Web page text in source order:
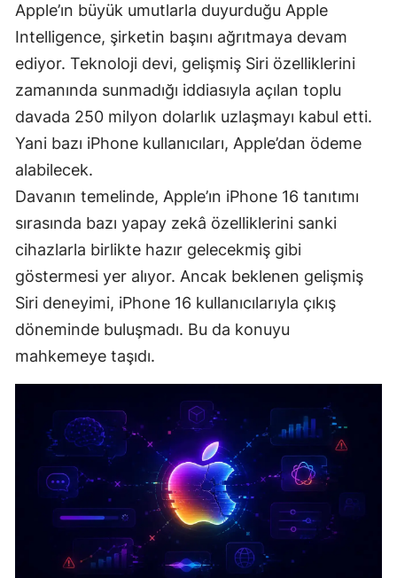
Gaziantep
Giresun
Gümüşhane
Isparta
Mersin
İstanbul
İzmir
Kastamonu
Kayseri
Kırklareli
Kırşehir
Kocaeli
Konya
Apple’ın büyük umutlarla duyurduğu Apple
Intelligence, şirketin başını ağrıtmaya devam
ediyor. Teknoloji devi, gelişmiş Siri özelliklerini
zamanında sunmadığı iddiasıyla açılan toplu
davada 250 milyon dolarlık uzlaşmayı kabul etti.
Yani bazı iPhone kullanıcıları, Apple’dan ödeme
alabilecek.
Davanın temelinde, Apple’ın iPhone 16 tanıtımı
sırasında bazı yapay zekâ özelliklerini sanki
cihazlarla birlikte hazır gelecekmiş gibi
göstermesi yer alıyor. Ancak beklenen gelişmiş
Siri deneyimi, iPhone 16 kullanıcılarıyla çıkış
döneminde buluşmadı. Bu da konuyu
mahkemeye taşıdı.